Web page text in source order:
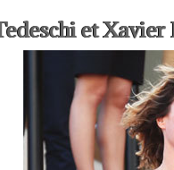
et Xavier